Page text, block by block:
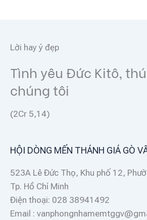
Lời hay ý đẹp
Tình yêu Đức Kitô,
chúng tôi
(2Cr 5,14)
HỘI DÒNG MẾN THÁNH GIÁ GÒ
523A Lê Đức Thọ, Khu phố 12,
Tp. Hồ Chí Minh
Điện thoại: 028 38941492
Email :